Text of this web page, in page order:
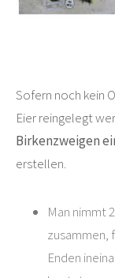
Sofern noch kein
Eier reingelegt
Birkenzweigen
erstellen.
Man nimmt
zusammen,
Enden